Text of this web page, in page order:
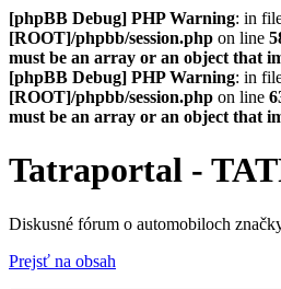
[phpBB Debug] PHP Warning: in
[ROOT]/phpbb/session.php on line
must be an array or an object that
[phpBB Debug] PHP Warning: in
[ROOT]/phpbb/session.php on line
must be an array or an object that
Tatraportal -
Diskusné fórum o automobiloch
Prejsť na obsah